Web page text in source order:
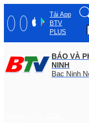
Tải App
BTV
PLUS
BÁO VÀ
NINH
Bac Ninh